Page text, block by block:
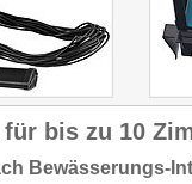
bis zu 10
Bewässerungs-